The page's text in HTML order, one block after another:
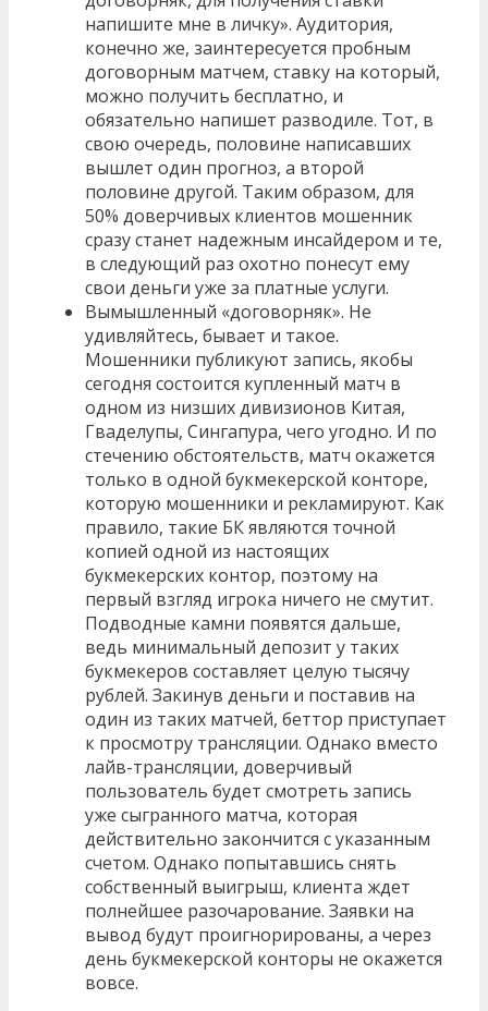
напишите мне в личку». Аудитория,
конечно же, заинтересуется пробным
договорным матчем, ставку на который,
можно получить бесплатно, и
обязательно напишет разводиле. Тот, в
свою очередь, половине написавших
вышлет один прогноз, а второй
половине другой. Таким образом, для
50% доверчивых клиентов мошенник
сразу станет надежным инсайдером и те,
в следующий раз охотно понесут ему
свои деньги уже за платные услуги.
Вымышленный «договорняк». Не
удивляйтесь, бывает и такое.
Мошенники публикуют запись, якобы
сегодня состоится купленный матч в
одном из низших дивизионов Китая,
Гваделупы, Сингапура, чего угодно. И по
стечению обстоятельств, матч окажется
только в одной букмекерской конторе,
которую мошенники и рекламируют. Как
правило, такие БК являются точной
копией одной из настоящих
букмекерских контор, поэтому на
первый взгляд игрока ничего не смутит.
Подводные камни появятся дальше,
ведь минимальный депозит у таких
букмекеров составляет целую тысячу
рублей. Закинув деньги и поставив на
один из таких матчей, беттор приступает
к просмотру трансляции. Однако вместо
лайв-трансляции, доверчивый
пользователь будет смотреть запись
уже сыгранного матча, которая
действительно закончится с указанным
счетом. Однако попытавшись снять
собственный выигрыш, клиента ждет
полнейшее разочарование. Заявки на
вывод будут проигнорированы, а через
день букмекерской конторы не окажется
вовсе.